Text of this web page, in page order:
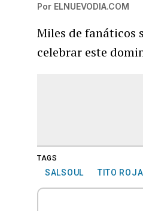
Por ELNUEVODIA.COM
Miles de fanáticos
celebrar este
TAGS
SALSOUL TITO